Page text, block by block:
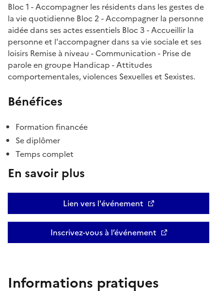
Bloc 1 - Accompagner les résidents dans les gestes de
la vie quotidienne Bloc 2 - Accompagner la personne
aidée dans ses actes essentiels Bloc 3 - Accueillir la
personne et l'accompagner dans sa vie sociale et ses
loisirs Remise à niveau - Communication - Prise de
parole en groupe Handicap - Attitudes
comportementales, violences Sexuelles et Sexistes.
Bénéfices
Formation financée
Se diplômer
Temps complet
En savoir plus
Lien vers l'événement
Inscrivez-vous à l’événement
Informations pratiques